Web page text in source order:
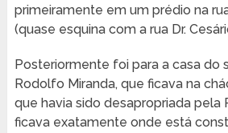
primeiramente em um prédio na
(quase esquina com a rua Dr.
Posteriormente foi para a casa do
Rodolfo Miranda, que ficava na
que havia sido desapropriada pela
ficava exatamente onde está